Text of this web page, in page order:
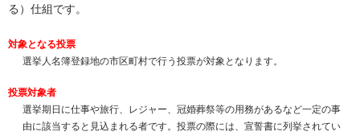
る）仕組です。
対象となる投票
選挙人名簿登録地の市区町村で行う投票が対象となります。
投票対象者
選挙期日に仕事や旅行、レジャー、冠婚葬祭等の用務があるなど一定の事
由に該当すると見込まれる者です。投票の際には、宣誓書に列挙されてい